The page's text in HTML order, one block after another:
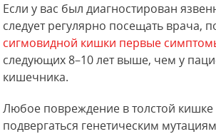
Если у вас был диагностирован
следует регулярно посещать врача,
сигмовидной кишки первые
следующих 8–10 лет выше, чем у
кишечника.
Любое повреждение в толстой
подвергаться генетическим